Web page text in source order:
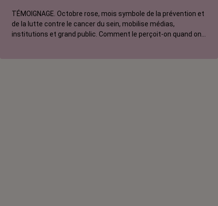
TÉMOIGNAGE. Octobre rose, mois symbole de la prévention et
de la lutte contre le cancer du sein, mobilise médias,
institutions et grand public. Comment le perçoit-on quand on